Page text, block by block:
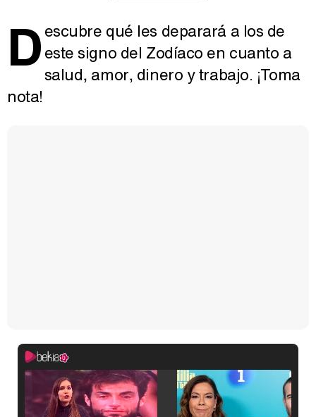
Descubre qué les deparará a los de
este signo del Zodíaco en cuanto a
salud, amor, dinero y trabajo. ¡Toma
nota!